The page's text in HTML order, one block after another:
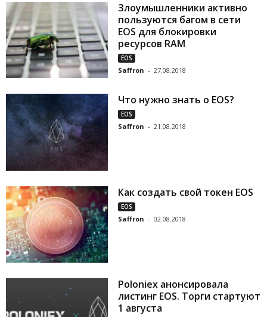
Злоумышленники активно
пользуются багом в сети
EOS для блокировки
ресурсов RAM
EOS
Saffron - 27.08.2018
Что нужно знать о EOS?
EOS
Saffron - 21.08.2018
Как создать свой токен EOS
EOS
Saffron - 02.08.2018
Poloniex анонсировала
листинг EOS. Торги стартуют
1 августа